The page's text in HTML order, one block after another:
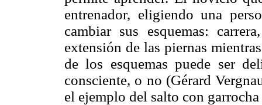
entrenador, eligiendo una
cambiar sus esquemas:
extensión de las piernas
de los esquemas puede ser
consciente, o no (Gérard
el ejemplo del salto con